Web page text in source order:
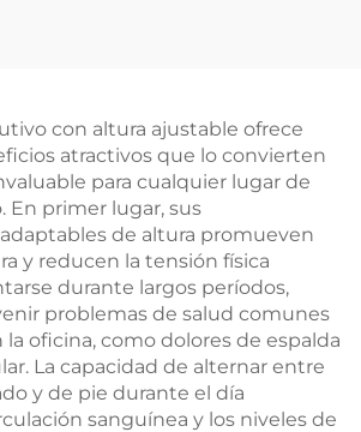
con altura ajustable ofrece
atractivos que lo convierten
para cualquier lugar de
En primer lugar, sus
de altura promueven
y reducen la tensión física
durante largos períodos,
problemas de salud comunes
la oficina, como dolores de espalda
La capacidad de alternar entre
y de pie durante el día
sanguínea y los niveles de